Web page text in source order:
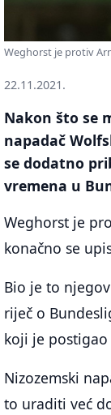
Weghorst je protiv
22.11.2021.
Nakon što se
napadač
se dodatno
vremena u
Weghorst je
konačno se
Bio je to
riječ o
koji je postigao
Nizozemski
to uraditi već